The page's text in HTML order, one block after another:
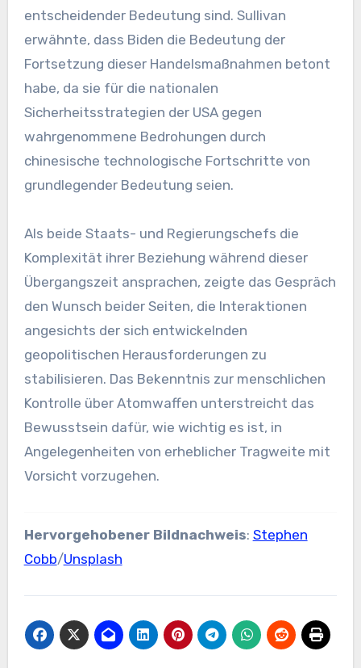
entscheidender Bedeutung sind. Sullivan
erwähnte, dass Biden die Bedeutung der
Fortsetzung dieser Handelsmaßnahmen betont
habe, da sie für die nationalen
Sicherheitsstrategien der USA gegen
wahrgenommene Bedrohungen durch
chinesische technologische Fortschritte von
grundlegender Bedeutung seien.
Als beide Staats- und Regierungschefs die
Komplexität ihrer Beziehung während dieser
Übergangszeit ansprachen, zeigte das Gespräch
den Wunsch beider Seiten, die Interaktionen
angesichts der sich entwickelnden
geopolitischen Herausforderungen zu
stabilisieren. Das Bekenntnis zur menschlichen
Kontrolle über Atomwaffen unterstreicht das
Bewusstsein dafür, wie wichtig es ist, in
Angelegenheiten von erheblicher Tragweite mit
Vorsicht vorzugehen.
Hervorgehobener Bildnachweis: Stephen
Cobb/Unsplash